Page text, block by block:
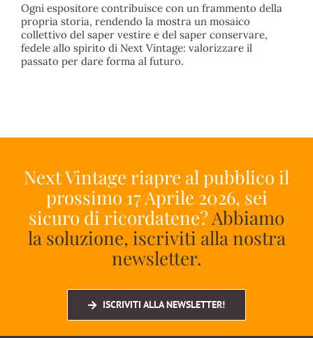
Ogni espositore contribuisce con un frammento della
propria storia, rendendo la mostra un mosaico
collettivo del saper vestire e del saper conservare,
fedele allo spirito di Next Vintage: valorizzare il
passato per dare forma al futuro.
Next Vintage riapre al pubblico il
prossimo 17 Aprile 2026, sei
sicuro di ricordatene? Abbiamo
la soluzione, iscriviti alla nostra
newsletter.
ISCRIVITI ALLA NEWSLETTER!